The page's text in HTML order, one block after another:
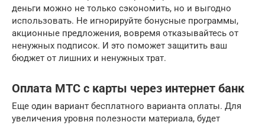
деньги можно не только сэкономить, но и выгодно
использовать. Не игнорируйте бонусные программы,
акционные предложения, вовремя отказывайтесь от
ненужных подписок. И это поможет защитить ваш
бюджет от лишних и ненужных трат.
Оплата МТС с карты через интернет банк
Еще один вариант бесплатного варианта оплаты. Для
увеличения уровня полезности материала, будет